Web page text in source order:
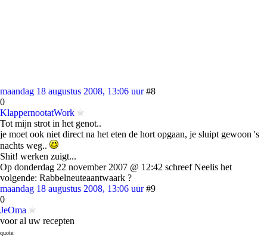
maandag 18 augustus 2008, 13:06 uur #8
0
KlappernootatWork
Tot mijn strot in het genot..
je moet ook niet direct na het eten de hort opgaan, je sluipt gewoon 's
nachts weg..
Shit! werken zuigt...
Op donderdag 22 november 2007 @ 12:42 schreef Neelis het
volgende: Rabbelneuteaantwaark ?
maandag 18 augustus 2008, 13:06 uur #9
0
JeOma
voor al uw recepten
quote: